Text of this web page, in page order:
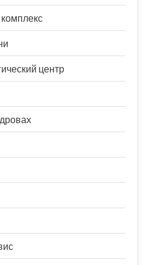
центр